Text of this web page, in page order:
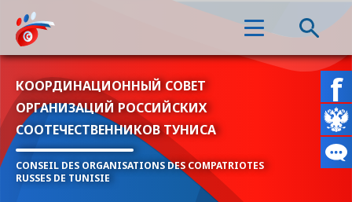
КООРДИНАЦИОННЫЙ СОВЕТ
ОРГАНИЗАЦИЙ РОССИЙСКИХ
СООТЕЧЕСТВЕННИКОВ ТУНИСА
CONSEIL DES ORGANISATIONS DES COMPATRIOTES
RUSSES DE TUNISIE